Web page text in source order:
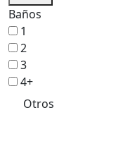
Baños
1
2
3
4+
Otros